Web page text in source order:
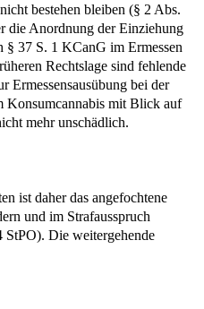
bestehen bleiben (§ 2 Abs.
die Anordnung der Einziehung
§ 37 S. 1 KCanG im Ermessen
Rechtslage sind fehlende
Ermessensausübung bei der
Konsumcannabis mit Blick auf
mehr unschädlich.
ist daher das angefochtene
und im Strafausspruch
StPO). Die weitergehende